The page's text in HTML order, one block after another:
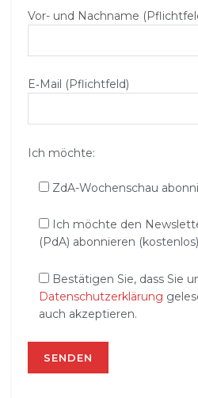
Vor- und Nachname
E‑Mail (Pflichtfeld)
Ich möchte:
ZdA-Wochenschau
Ich möchte den
(PdA) abonnieren (kostenlos)
Bestätigen Sie, dass Sie
Datenschutzerklärung
auch akzeptieren.